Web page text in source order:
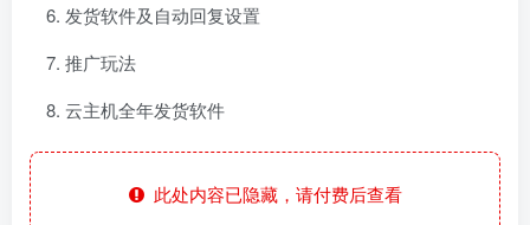
发货软件及自动回复设置
推广玩法
云主机全年发货软件
此处内容已隐藏，请付费后查看